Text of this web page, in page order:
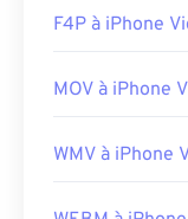
F4P à iPhone
MOV à iPhone
WMV à iPhone